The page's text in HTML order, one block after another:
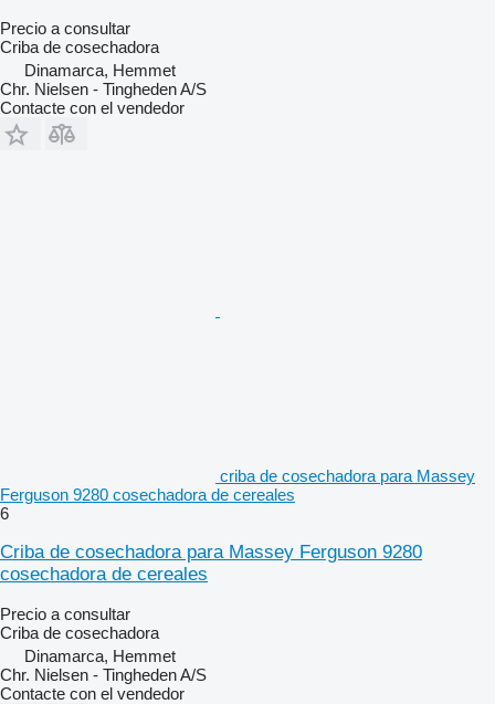
Precio a consultar
Criba de cosechadora
Dinamarca, Hemmet
Chr. Nielsen - Tingheden A/S
Contacte con el vendedor
criba de cosechadora para Massey
Ferguson 9280 cosechadora de cereales
6
Criba de cosechadora para Massey Ferguson 9280
cosechadora de cereales
Precio a consultar
Criba de cosechadora
Dinamarca, Hemmet
Chr. Nielsen - Tingheden A/S
Contacte con el vendedor